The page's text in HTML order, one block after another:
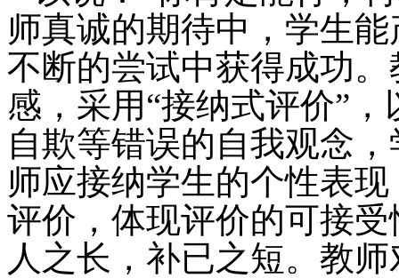
师真诚的期待中，学生
不断的尝试中获得成功
感，采用“接纳式评价”
自欺等错误的自我观念
师应接纳学生的个性表
评价，体现评价的可接
人之长，补已之短。教